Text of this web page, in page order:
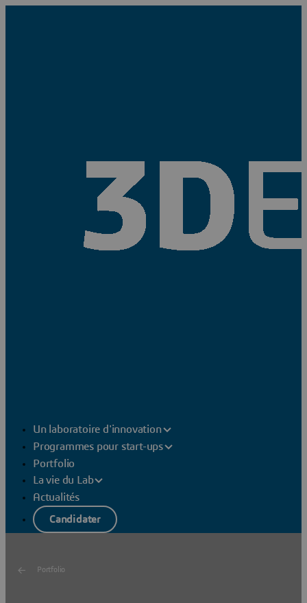
Un laboratoire d'innovation
Programmes pour start-ups
Portfolio
La vie du Lab
Actualités
Candidater
Portfolio